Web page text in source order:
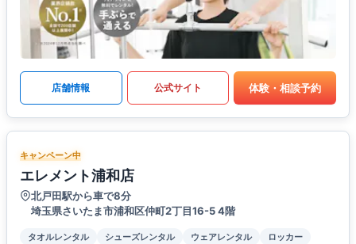
店舗情報 公式サイト 体験・相談予約
キャンペーン中
エレメント浦和店
北戸田駅から車で8分
埼玉県さいたま市浦和区仲町2丁目16-5 4階
タオルレンタル シューズレンタル ウェアレンタル
ロッカー